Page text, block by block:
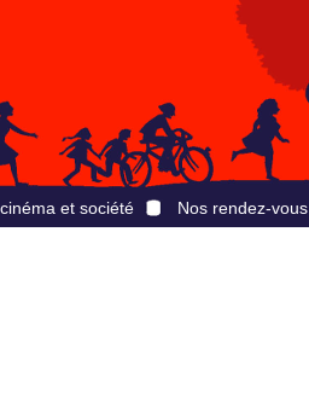
et société Nos rendez-vous